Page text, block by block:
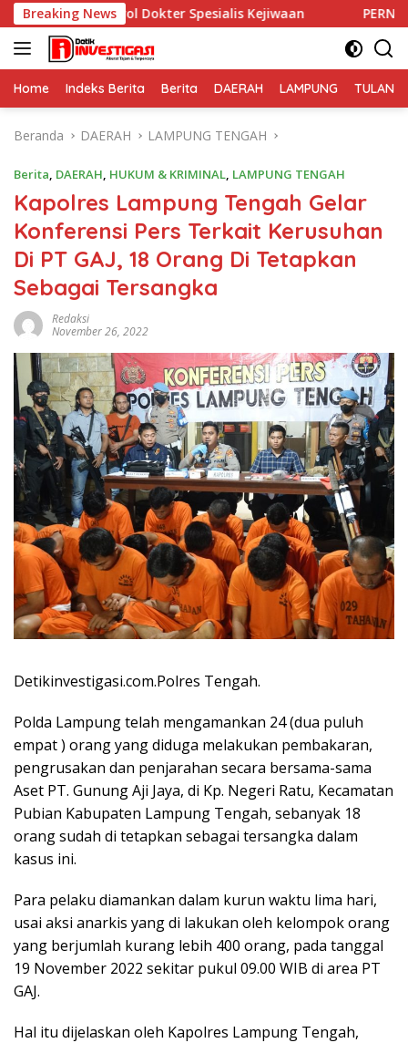
Langsung
ke
konten
Breaking News
Spesialis Kejiwaan PERNYATAAN SIKAP
Home Indeks Berita Berita DAERAH LAMPUNG TULANG
Beranda DAERAH LAMPUNG TENGAH
Berita, DAERAH, HUKUM & KRIMINAL, LAMPUNG TENGAH
Kapolres Lampung Tengah Gelar
Konferensi Pers Terkait Kerusuhan
Di PT GAJ, 18 Orang Di Tetapkan
Sebagai Tersangka
Redaksi
November 26, 2022
Detikinvestigasi.com.Polres Tengah.
Polda Lampung telah mengamankan 24 (dua puluh
empat ) orang yang diduga melakukan pembakaran,
pengrusakan dan penjarahan secara bersama-sama
Aset PT. Gunung Aji Jaya, di Kp. Negeri Ratu, Kecamatan
Pubian Kabupaten Lampung Tengah, sebanyak 18
orang sudah di tetapkan sebagai tersangka dalam
kasus ini.
Para pelaku diamankan dalam kurun waktu lima hari,
usai aksi anarkis yang di lakukan oleh kelompok orang
yang berjumlah kurang lebih 400 orang, pada tanggal
19 November 2022 sekitar pukul 09.00 WIB di area PT
GAJ.
Hal itu dijelaskan oleh Kapolres Lampung Tengah,